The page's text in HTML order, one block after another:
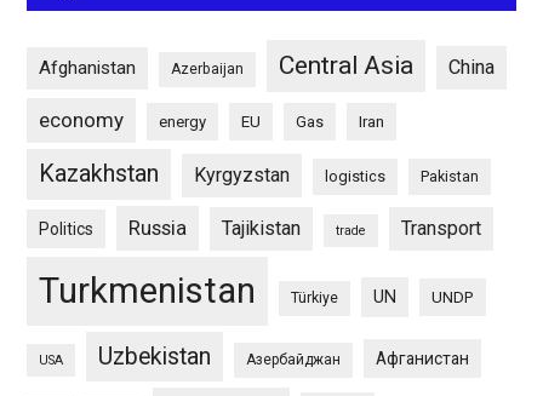
Afghanistan Azerbaijan Central Asia China
economy energy EU Gas Iran
Kazakhstan Kyrgyzstan logistics Pakistan
Politics Russia Tajikistan trade Transport
Turkmenistan Türkiye UN UNDP
USA Uzbekistan Азербайджан Афганистан